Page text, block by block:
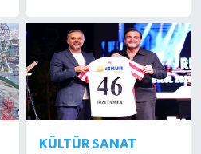
KÜLTÜR SANAT